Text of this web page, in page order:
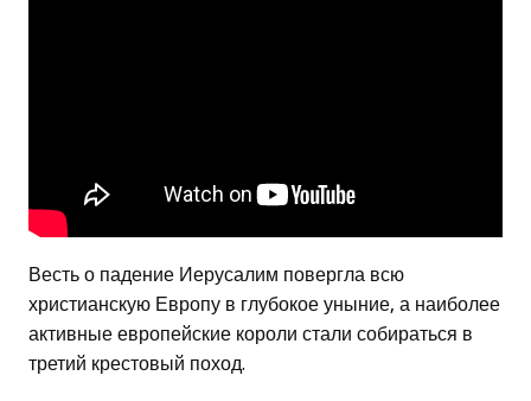
Весть о падение Иерусалим повергла всю
христианскую Европу в глубокое уныние, а наиболее
активные европейские короли стали собираться в
третий крестовый поход.